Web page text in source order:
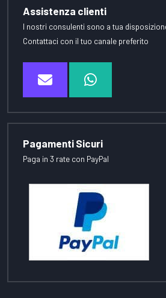
Assistenza clienti
I nostri consulenti sono a tua
Contattaci con il tuo canale preferito
Pagamenti Sicuri
Paga in 3 rate con PayPal